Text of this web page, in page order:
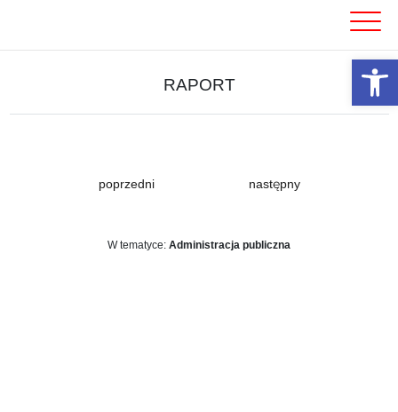
RAPORT
poprzedni następny
W tematyce: Administracja publiczna